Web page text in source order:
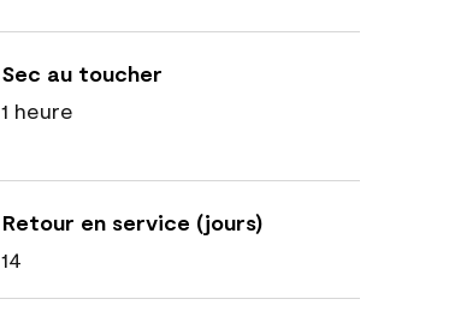
Sec au toucher
1 heure
Retour en service (jours)
14